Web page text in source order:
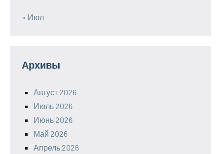
« Июл
Архивы
Август 2026
Июль 2026
Июнь 2026
Май 2026
Апрель 2026